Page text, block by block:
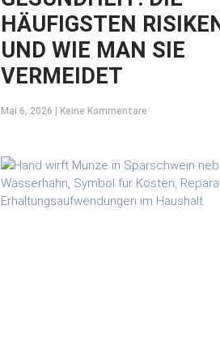
HÄUFIGSTEN
UND WIE MAN SIE
VERMEIDET
Mai 6, 2026 Keine Kommentare